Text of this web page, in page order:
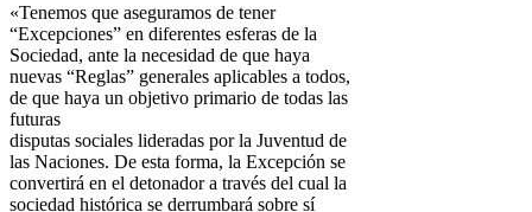
«Tenemos que aseguramos de tener
“Excepciones” en diferentes esferas de la
Sociedad, ante la necesidad de que haya
nuevas “Reglas” generales aplicables a todos,
de que haya un objetivo primario de todas las
futuras
disputas sociales lideradas por la Juventud de
las Naciones. De esta forma, la Excepción se
convertirá en el detonador a través del cual la
sociedad histórica se derrumbará sobre sí